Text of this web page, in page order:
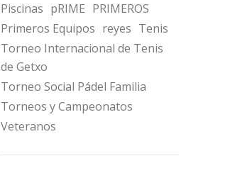
Piscinas pRIME PRIMEROS
Primeros Equipos reyes Tenis
Torneo Internacional de Tenis
de Getxo
Torneo Social Pádel Familia
Torneos y Campeonatos
Veteranos